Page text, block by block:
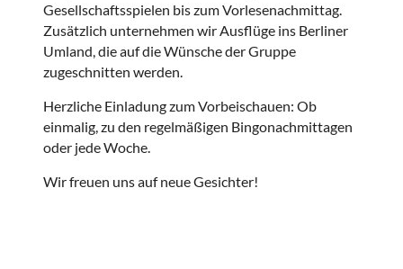
Gesellschaftsspielen bis zum Vorlesenachmittag.
Zusätzlich unternehmen wir Ausflüge ins Berliner
Umland, die auf die Wünsche der Gruppe
zugeschnitten werden.
Herzliche Einladung zum Vorbeischauen: Ob
einmalig, zu den regelmäßigen Bingonachmittagen
oder jede Woche.
Wir freuen uns auf neue Gesichter!